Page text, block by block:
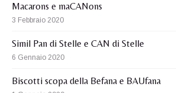
Macarons e maCANons
3 Febbraio 2020
Simil Pan di Stelle e CAN di Stelle
6 Gennaio 2020
Biscotti scopa della Befana e BAUfana